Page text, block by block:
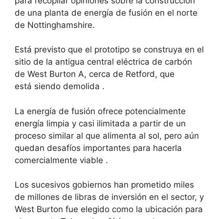
de una planta de energía de fusión en el norte
de Nottinghamshire.
Está previsto que el prototipo se construya en el
sitio de la antigua central eléctrica de carbón
de West Burton A, cerca de Retford, que
está siendo demolida .
La energía de fusión ofrece potencialmente
energía limpia y casi ilimitada a partir de un
proceso similar al que alimenta al sol, pero aún
quedan desafíos importantes para hacerla
comercialmente viable .
Los sucesivos gobiernos han prometido miles
de millones de libras de inversión en el sector, y
West Burton fue elegido como la ubicación para